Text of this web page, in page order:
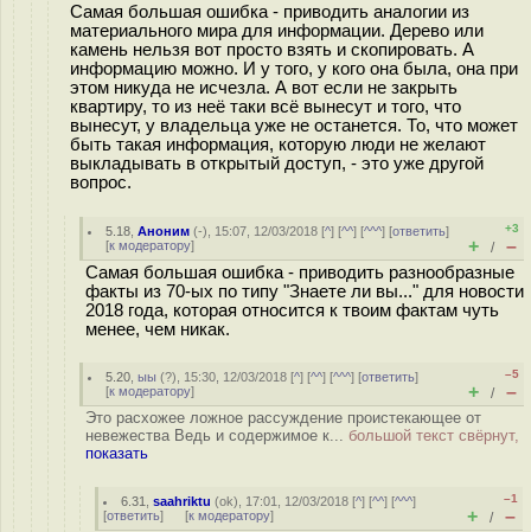
Самая большая ошибка - приводить аналогии из
материального мира для информации. Дерево или
камень нельзя вот просто взять и скопировать. А
информацию можно. И у того, у кого она была, она при
этом никуда не исчезла. А вот если не закрыть
квартиру, то из неё таки всё вынесут и того, что
вынесут, у владельца уже не останется. То, что может
быть такая информация, которую люди не желают
выкладывать в открытый доступ, - это уже другой
вопрос.
5.18 ,Аноним (-), 15:07, 12/03/2018 [^] [^^] [^^^] [ответить]
[к модератору]
+3
+ / –
Самая большая ошибка - приводить разнообразные
факты из 70-ых по типу "Знаете ли вы..." для новости
2018 года, которая относится к твоим фактам чуть
менее, чем никак.
5.20 ,ыы (?), 15:30, 12/03/2018 [^] [^^] [^^^] [ответить]
[к модератору]
–5
+ / –
Это расхожее ложное рассуждение проистекающее от
невежества Ведь и содержимое к... большой текст свёрнут,
показать
6.31 ,saahriktu (ok), 17:01, 12/03/2018 [^] [^^] [^^^]
[ответить] [к модератору]
–1
+ / –